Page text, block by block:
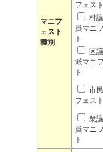
マニフ
ェスト
種別
フェスト
村
員マニ
ト
区
派マニ
ト
市
フェスト
衆
員マニ
ト